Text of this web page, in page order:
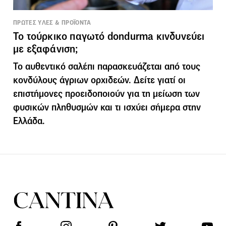
ΠΡΩΤΕΣ ΥΛΕΣ & ΠΡΟΪΟΝΤΑ
Το τούρκικο παγωτό dondurma κινδυνεύει
με εξαφάνιση;
Το αυθεντικό σαλέπι παρασκευάζεται από τους
κονδύλους άγριων ορχιδεών. Δείτε γιατί οι
επιστήμονες προειδοποιούν για τη μείωση των
φυσικών πληθυσμών και τι ισχύει σήμερα στην
Ελλάδα.